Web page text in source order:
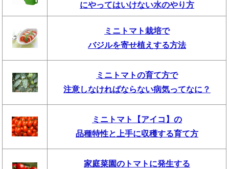
にやってはいけない水のやり方
ミニトマト栽培で
バジルを寄せ植えする方法
ミニトマトの育て方で
注意しなければならない病気ってなに？
ミニトマト【アイコ】の
品種特性と上手に収穫する育て方
家庭菜園のトマトに発生する